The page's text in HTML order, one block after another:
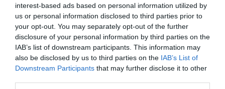
interest-based ads based on personal information utilized by
us or personal information disclosed to third parties prior to
your opt-out. You may separately opt-out of the further
disclosure of your personal information by third parties on the
IAB’s list of downstream participants. This information may
also be disclosed by us to third parties on the IAB’s List of
Downstream Participants that may further disclose it to other